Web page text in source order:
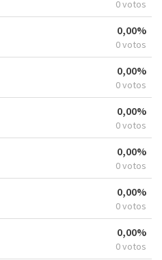
0 votos
0,00%
0 votos
0,00%
0 votos
0,00%
0 votos
0,00%
0 votos
0,00%
0 votos
0,00%
0 votos